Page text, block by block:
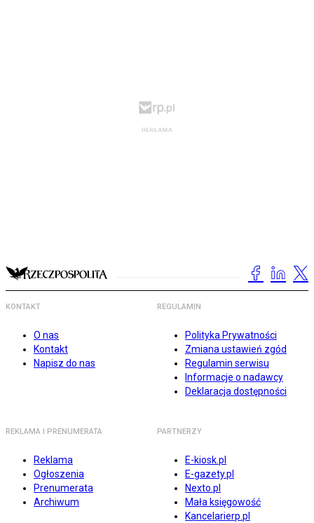
KONTAKT
O nas
Kontakt
Napisz do nas
REGULAMIN
Polityka Prywatności
Zmiana ustawień zgód
Regulamin serwisu
Informacje o nadawcy
Deklaracja dostępności
REKLAMA I PRENUMERATA
Reklama
Ogłoszenia
Prenumerata
Archiwum
PARTNERZY
E-kiosk.pl
E-gazety.pl
Nexto.pl
Mała księgowość
Kancelarierp.pl